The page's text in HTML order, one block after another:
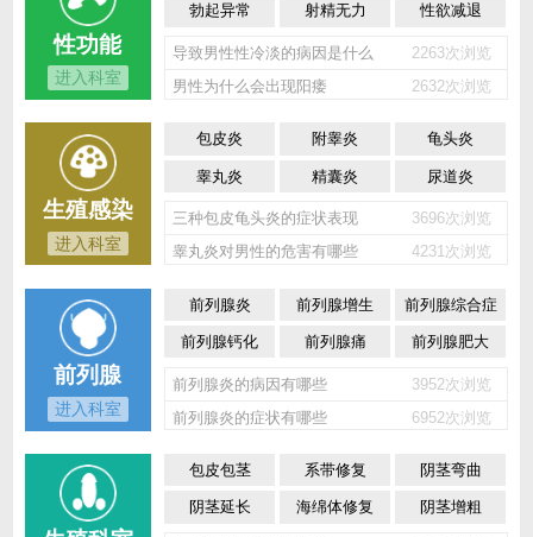
性功能
进入科室
勃起异常 射精无力 性欲减退
导致男性性冷淡的病因是什么
2263次浏览
男性为什么会出现阳痿
2632次浏览
生殖感染
进入科室
包皮炎 附睾炎 龟头炎
睾丸炎 精囊炎 尿道炎
三种包皮龟头炎的症状表现
3696次浏览
睾丸炎对男性的危害有哪些
4231次浏览
前列腺
进入科室
前列腺炎 前列腺增生 前列腺综合症
前列腺钙化 前列腺痛 前列腺肥大
前列腺炎的病因有哪些
3952次浏览
前列腺炎的症状有哪些
6952次浏览
包皮包茎 系带修复 阴茎弯曲
阴茎延长 海绵体修复 阴茎增粗